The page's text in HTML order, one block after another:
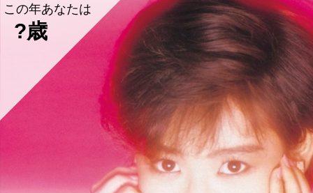
この年あなたは
?歳